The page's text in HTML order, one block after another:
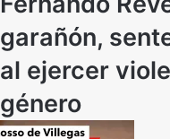
garañón,
al ejercer
género